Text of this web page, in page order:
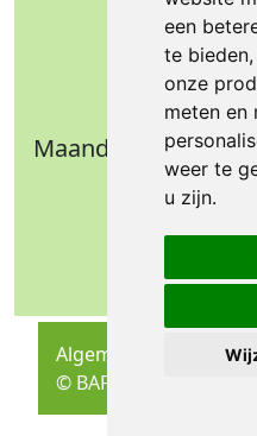
een
te bieden,
onze
meten en
weer te
u zijn.
Tel.: +31
Email:
Maandag t/m
Vrijdag:
Algemene
© BAFA 2026